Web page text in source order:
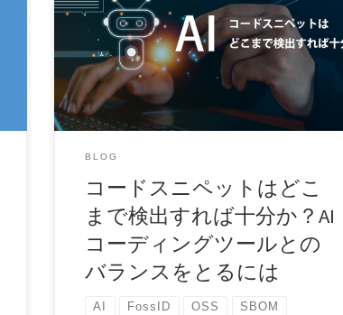
AI支援によるコーディングアシスタントは、ソフ
トウェア開発に革命的な変化をもたらし、かつて
ないスピー […]
BLOG
コードスニペットはどこ
まで検出すれば十分か？AI
コーディングツールとの
バランスをとるには
AI FossID OSS SBOM